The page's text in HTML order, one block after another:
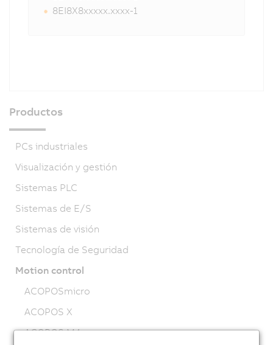
8EI8X8xxxxx.xxxx-1
Productos
PCs industriales
Visualización y gestión
Sistemas PLC
Sistemas de E/S
Sistemas de visión
Tecnología de Seguridad
Motion control
ACOPOSmicro
ACOPOS X
ACOPOS M4